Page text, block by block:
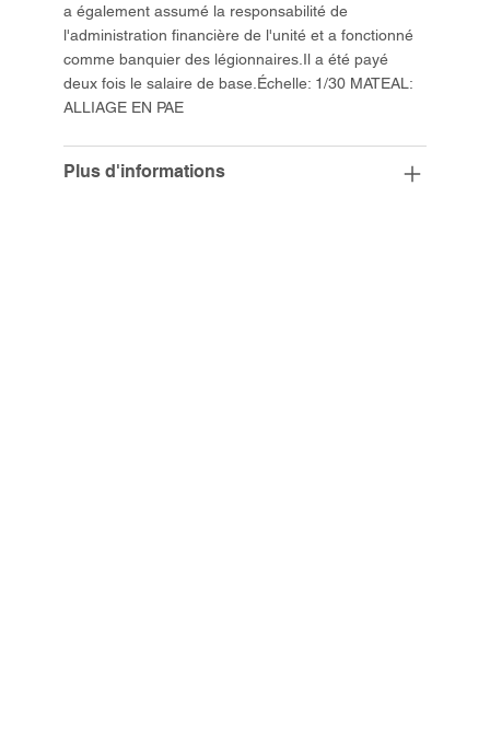
a également assumé la responsabilité de
l'administration financière de l'unité et a fonctionné
comme banquier des légionnaires.Il a été payé
deux fois le salaire de base.Échelle: 1/30 MATEAL:
ALLIAGE EN PAE
Plus d'informations